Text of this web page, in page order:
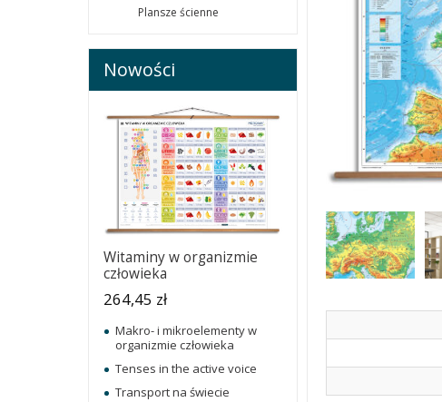
Plansze ścienne
Nowości
Witaminy w organizmie
człowieka
264,45 zł
Makro- i mikroelementy w
organizmie człowieka
Tenses in the active voice
Transport na świecie